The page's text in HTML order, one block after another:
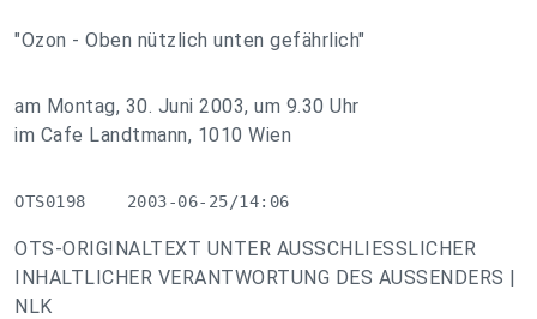
"Ozon - Oben nützlich unten gefährlich"
am Montag, 30. Juni 2003, um 9.30 Uhr
im Cafe Landtmann, 1010 Wien
OTS0198    2003-06-25/14:06
OTS-ORIGINALTEXT UNTER AUSSCHLIESSLICHER
INHALTLICHER VERANTWORTUNG DES AUSSENDERS |
NLK